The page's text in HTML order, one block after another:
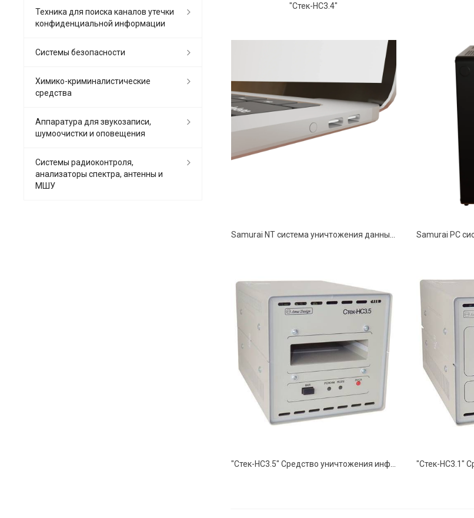
"Стек-НС3.4"
Техника для поиска каналов утечки
конфиденциальной информации
Системы безопасности
Химико-криминалистические
средства
Аппаратура для звукозаписи,
шумоочистки и оповещения
Системы радиоконтроля,
анализаторы спектра, антенны и
МШУ